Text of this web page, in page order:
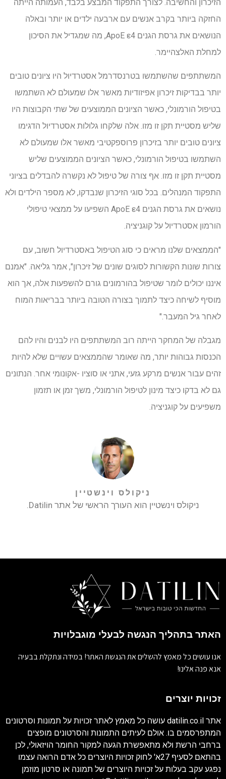
הזיכרון והחשיבה. לצורך התפקוד המבצע בלבד, העמותה הייתה
החזקה ביותר בקרב אנשים עם ארבעה ילדים או יותר ובאלה
הנושאים את גרסת הגנים ApoE ε4, מה שמגדיל את הסיכון
למחלת האלצהיימר.
המשתתפים שהשתמשו בטרנסדרמל אסטרדיול היו ציונים טובים
יותר בבדיקות זיכרון אפיזודיות מאשר אלו שמעולם לא השתמשו
בטיפול הורמונלי, כאשר הציונים הממוצעים של שתי הקבוצות היו
שליש מסטיית תקן זו מזו. אלה שלקחו גלולות אסטרדיול הדגימו
ציונים טובים יותר בזיכרון פרוספקטיבי מאשר אלו שמעולם לא
השתמשו בטיפול הורמונלי, כאשר הציונים הממוצעים שליש
מסטיית תקן זו מזו. אף צורה של טיפול לא נקשרה להבדלים בציוני
התפקוד המנהלים. בכל סוגי הזיכרון שנבדקו, לא מספר הילדים ולא
נושאים את גרסת הגנים ApoE ε4 השפיעו על ממצאי טיפולי
הורמון אסטרדיול על קוגניציה.
"הממצאים שלנו מראים כי סוג הטיפול באסטרדיול חשוב, עם
צורות שונות הקשורות לסוגים שונים של זיכרון", אמר גליאה. "אמנם
איננו יכולים לומר שטיפול בהורמונים גורם להשפעות אלה, אך הוא
מוסיף לשיחה כיצד לתמוך בצורה הטובה ביותר בבריאות המוח
לאחר גיל המעבר."
מגבלה של המחקר הייתה רוב המשתתפים היו לבנים והיו להם
הכנסות גבוהות יותר, מה שאומר שהממצאים עשויים שלא להיות
זהים עבור אנשים מרקע גזעי, אתני או סוציו -אקונומי אחר. הנתונים
גם לא בדקו כיצד מינון לטיפול הורמונלי, משך זמן או תזמון
משפיעים על קוגניציה.
ניקולס וינשטיין
ניקולס וינשטיין הוא העורך הראשי של אתר Datilin.
האתר בתהליך הנגשה לבעלי מוגבלויות
אנו עושים כל מאמץ להשלים את הנגשת האתר! במידה ונתקלת בבעיה
אנא פנה אלינו!
זכויות יוצרים
אתר datilin.co.il עושה כל מאמץ לאתר זכויות על תמונות וסרטונים
המתפרסמים בו. אולם לעיתים התמונות והסרטונים מופצים
ברחבי הרשת ולא מתאפשרת הגעה למקור החומר הויזאולי, לכן
בהתאם לסעיף 27א' לחוק זכויות היוצרים כל אדם הרואה עצמו
נפגע עקב בעלות על זכויות היוצרים של תמונה או סרטון מוזמן